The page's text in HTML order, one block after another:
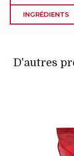
INGRÉDIENTS
D'autres